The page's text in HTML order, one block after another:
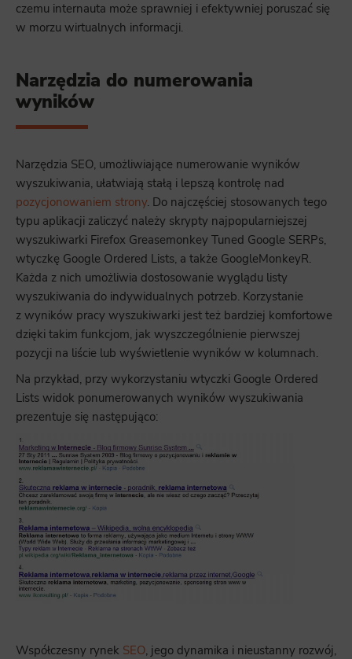
czemu internauta może sprawniej i efektywniej poruszać się
w morzu wirtualnych informacji.
Narzędzia do numerowania
wyników
Narzędzia SEO, umożliwiające numerowanie wyników
wyszukiwania, ułatwiają stałą i lepszą kontrolę nad
pozycjonowaniem strony. Do najczęściej stosowanych tego
typu aplikacji zaliczyć należy skrypty najpopularniejszej
wyszukiwarki Firefox Greasemonkey Tuned Google SERPs,
wtyczkę Google Ordered Lists, a także GoogleMonkeyR.
Każda z nich umożliwia dostosowanie wyglądu listy
wyszukiwania do indywidualnych potrzeb. Korzystanie
z wyników pracy wyszukiwarki jest też bardziej komfortowe
dzięki takim funkcjom, jak wyszczególnienie pierwszej
pozycji na liście lub wyświetlenie wyników w kolumnach.
Na przykład, przy wykorzystaniu wtyczki Google Ordered
Lists widok ponumerowanych wyników wyszukiwania
prezentuje się następująco:
Współczesny rynek SEO, jego dynamika i nieustanny rozwój,